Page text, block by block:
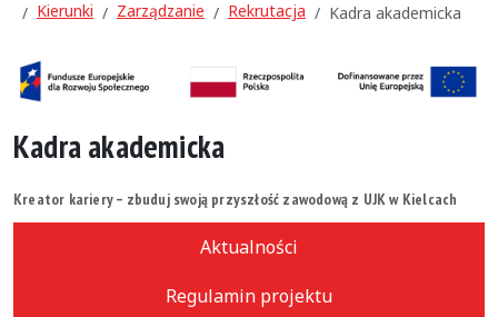
Kierunki
Zarządzanie Rekrutacja Kadra akademicka
Kadra akademicka
Kreator kariery – zbuduj swoją przyszłość zawodową z UJK w Kielcach
Aktualności
Regulamin projektu